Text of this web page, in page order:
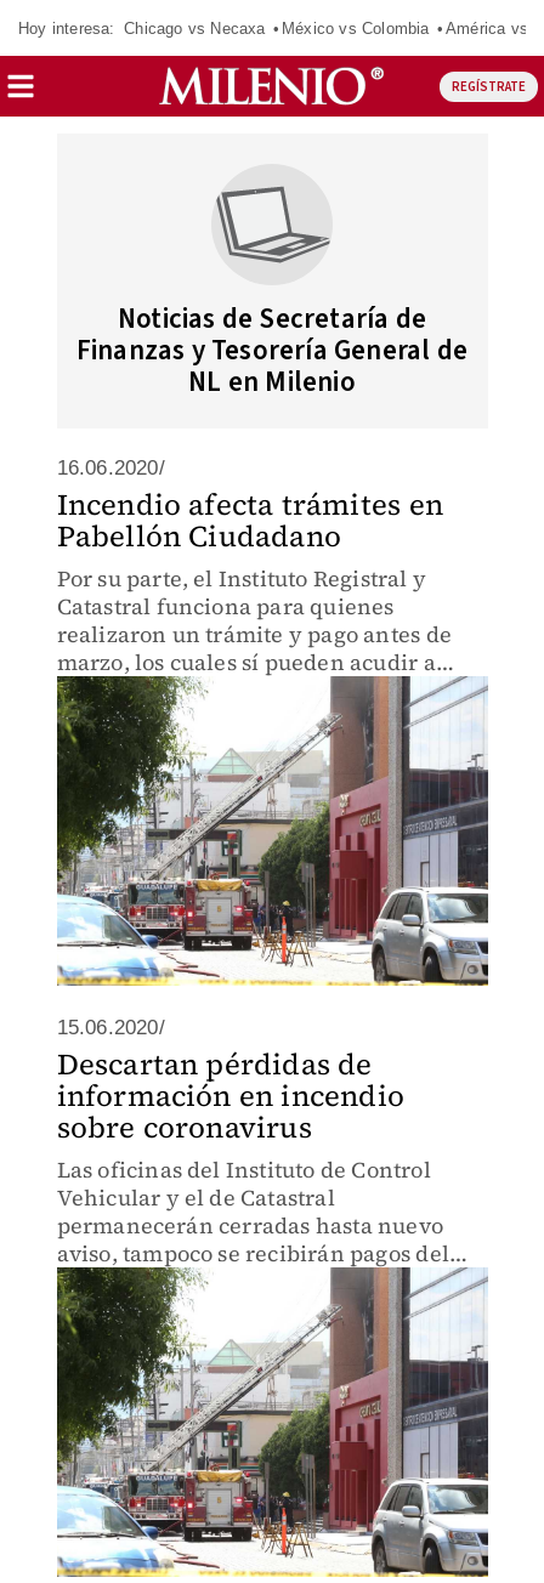
Hoy interesa: Chicago vs Necaxa México vs Colombia América vs
REGÍSTRATE
Noticias de Secretaría de
Finanzas y Tesorería General de
NL en Milenio
16.06.2020/
Incendio afecta trámites en
Pabellón Ciudadano
Por su parte, el Instituto Registral y
Catastral funciona para quienes
realizaron un trámite y pago antes de
marzo, los cuales sí pueden acudir a
recoger la papelería.
15.06.2020/
Descartan pérdidas de
información en incendio
sobre coronavirus
Las oficinas del Instituto de Control
Vehicular y el de Catastral
permanecerán cerradas hasta nuevo
aviso, tampoco se recibirán pagos del
ISN hasta restablecer el sitio para
realizarlos online.